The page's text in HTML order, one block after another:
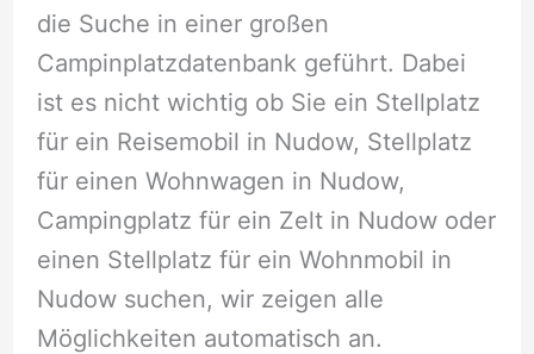
die Suche in einer großen
Campinplatzdatenbank geführt. Dabei
ist es nicht wichtig ob Sie ein Stellplatz
für ein Reisemobil in Nudow, Stellplatz
für einen Wohnwagen in Nudow,
Campingplatz für ein Zelt in Nudow oder
einen Stellplatz für ein Wohnmobil in
Nudow suchen, wir zeigen alle
Möglichkeiten automatisch an.